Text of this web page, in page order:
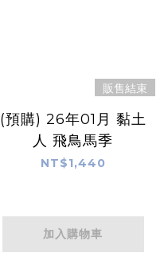
販售結束
(預購) 26年01月 黏土
人 飛鳥馬季
NT$1,440
加入購物車